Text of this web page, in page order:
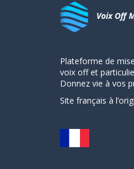
Voix Off
Plateforme de
voix off et
Donnez vie à vos
Site français à